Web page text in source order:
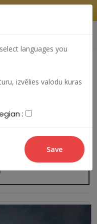
languages you
izvēlies valodu kuras
:)